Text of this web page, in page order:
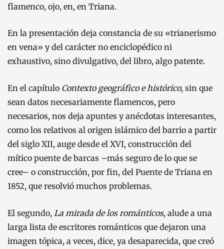
flamenco, ojo, en, en Triana.
En la presentación deja constancia de su «trianerismo
en vena» y del carácter no enciclopédico ni
exhaustivo, sino divulgativo, del libro, algo patente.
En el capítulo Contexto geográfico e histórico, sin que
sean datos necesariamente flamencos, pero
necesarios, nos deja apuntes y anécdotas interesantes,
como los relativos al origen islámico del barrio a partir
del siglo XII, auge desde el XVI, construcción del
mítico puente de barcas –más seguro de lo que se
cree– o construcción, por fin, del Puente de Triana en
1852, que resolvió muchos problemas.
El segundo, La mirada de los románticos, alude a una
larga lista de escritores románticos que dejaron una
imagen tópica, a veces, dice, ya desaparecida, que creó